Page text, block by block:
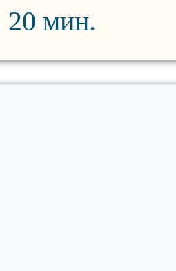
20 мин.